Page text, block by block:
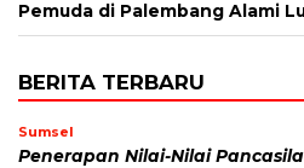
Pemuda di Palembang Alami
BERITA TERBARU
Sumsel
Penerapan Nilai-Nilai